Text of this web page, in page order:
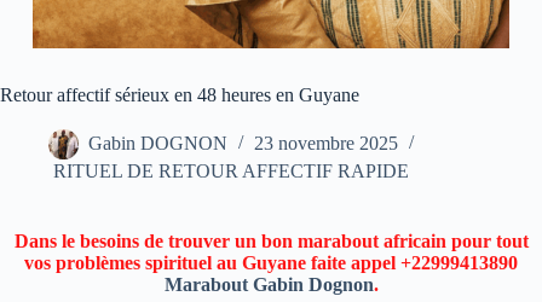
Retour affectif sérieux en 48 heures en Guyane
Gabin DOGNON
23 novembre 2025
RITUEL DE RETOUR AFFECTIF RAPIDE
Dans le besoins de trouver un bon marabout africain pour tout
vos problèmes spirituel au Guyane faite appel +22999413890
Marabout Gabin Dognon.